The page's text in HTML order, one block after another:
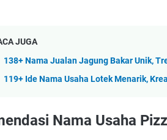
JUGA
138+ Nama Jualan Jagung Bakar Unik,
119+ Ide Nama Usaha Lotek Menarik,
Nama Usaha